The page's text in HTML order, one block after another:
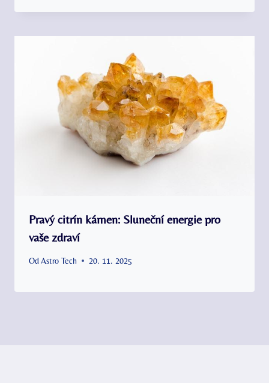
Pravý citrín kámen: Sluneční energie pro
vaše zdraví
Od Astro Tech 20. 11. 2025